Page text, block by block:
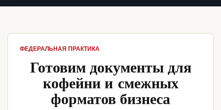
ФЕДЕРАЛЬНАЯ ПРАКТИКА
Готовим документы для
кофейни и смежных
форматов бизнеса